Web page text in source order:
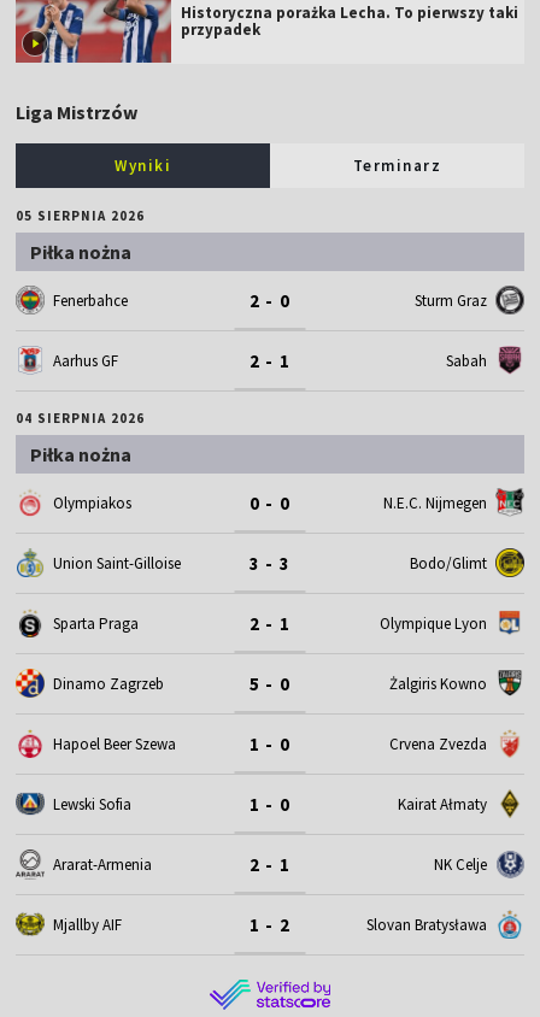
Historyczna porażka Lecha. To pierwszy taki
przypadek
Liga Mistrzów
Wyniki Terminarz
05 SIERPNIA 2026
Piłka nożna
Fenerbahce 2 - 0 Sturm Graz
Aarhus GF 2 - 1 Sabah
04 SIERPNIA 2026
Piłka nożna
Olympiakos 0 - 0 N.E.C. Nijmegen
Union Saint-Gilloise 3 - 3 Bodo/Glimt
Sparta Praga 2 - 1 Olympique Lyon
Dinamo Zagrzeb 5 - 0 Żalgiris Kowno
Hapoel Beer Szewa 1 - 0 Crvena Zvezda
Lewski Sofia 1 - 0 Kairat Ałmaty
Ararat-Armenia 2 - 1 NK Celje
Mjallby AIF 1 - 2 Slovan Bratysława